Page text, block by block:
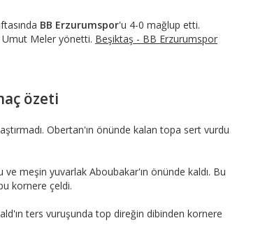
BB Erzurumspor'u 4-0 mağlup etti.
Meler yönetti. Beşiktaş - BB Erzurumspor
özeti
Obertan'ın önünde kalan topa sert vurdu
meşin yuvarlak Aboubakar'ın önünde kaldı. Bu
kornere çeldi.
ters vuruşunda top direğin dibinden kornere